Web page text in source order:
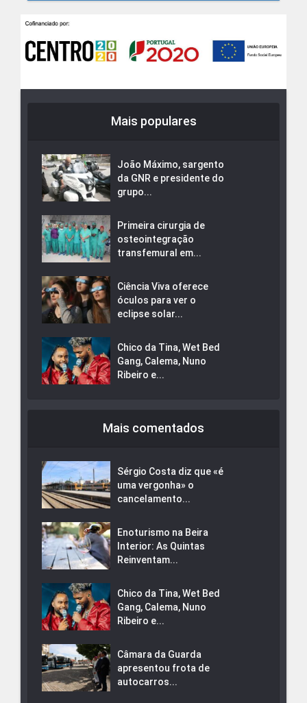
Mais populares
João Máximo, sargento
da GNR e presidente do
grupo...
Primeira cirurgia de
osteointegração
transfemural em...
Ciência Viva oferece
óculos para ver o
eclipse solar...
Chico da Tina, Wet Bed
Gang, Calema, Nuno
Ribeiro e...
Mais comentados
Sérgio Costa diz que «é
uma vergonha» o
cancelamento...
Enoturismo na Beira
Interior: As Quintas
Reinventam...
Chico da Tina, Wet Bed
Gang, Calema, Nuno
Ribeiro e...
Câmara da Guarda
apresentou frota de
autocarros...